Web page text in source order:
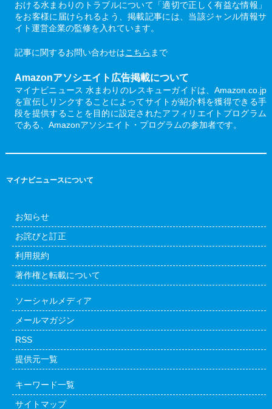
おける水まわりのトラブルについて「適切で正しく有益な情報」
をお客様に届けられるよう、掲載記事には、当該ジャンル情報サ
イト運営企業の監修を入れています。
記事に関するお問い合わせはこちら まで
Amazonアソシエイト広告掲載について
マイナビニュース 水まわりのレスキューガイドは、Amazon.co.jp
を宣伝しリンクすることによってサイトが紹介料を獲得できる手
段を提供することを目的に設定されたアフィリエイトプログラム
である、Amazonアソシエイト・プログラムの参加者です。
マイナビニュースについて
お知らせ
お詫びと訂正
利用規約
著作権と転載について
ソーシャルメディア
メールマガジン
RSS
提供元一覧
キーワード一覧
サイトマップ